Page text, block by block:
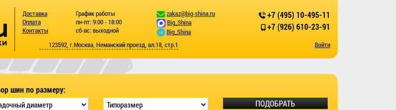
Доставка
Оплата
Контакты
График работы
пн-пт: 9:00 - 18:00
сб-вс: выходной
zakaz@big-shina.ru
Big_Shina
Big_Shina
+7 (495) 10-495-11
+7 (926) 610-23-91
123592, г.Москва, Неманский проезд, вл.18, стр.1 Войти
шин по размеру:
ПОДОБРАТЬ